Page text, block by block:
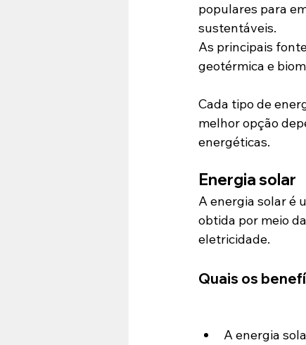
populares para
sustentáveis.
As principais
geotérmica e
Cada tipo de
melhor opção
energéticas.
Energia solar
A energia solar é
obtida por meio
eletricidade.
Quais os
A energia